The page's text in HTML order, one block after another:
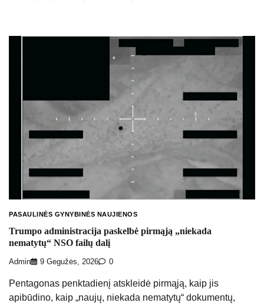
PASAULINĖS GYNYBINĖS NAUJIENOS
Trumpo administracija paskelbė pirmąją „niekada
nematytų“ NSO failų dalį
Admin 9 Gegužės, 2026 0
Pentagonas penktadienį atskleidė pirmąją, kaip jis
apibūdino, kaip „naujų, niekada nematytų“ dokumentų,